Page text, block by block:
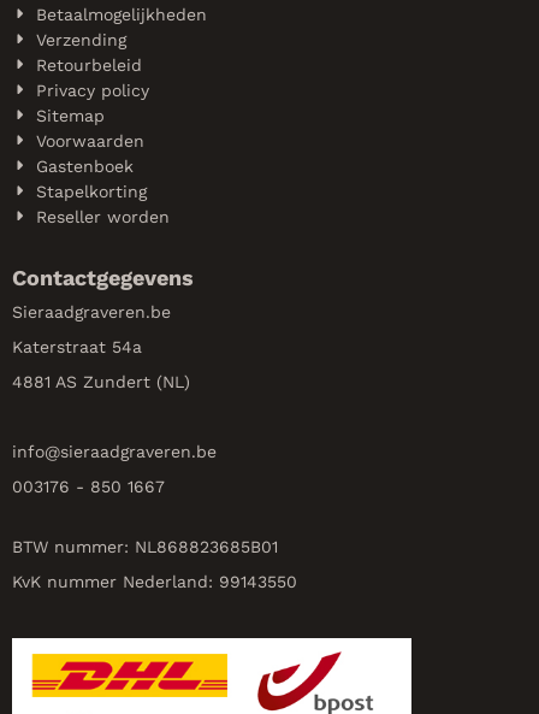
Betaalmogelijkheden
Verzending
Retourbeleid
Privacy policy
Sitemap
Voorwaarden
Gastenboek
Stapelkorting
Reseller worden
Contactgegevens
Sieraadgraveren.be
Katerstraat 54a
4881 AS Zundert (NL)
info@sieraadgraveren.be
003176 - 850 1667
BTW nummer: NL868823685B01
KvK nummer Nederland: 99143550